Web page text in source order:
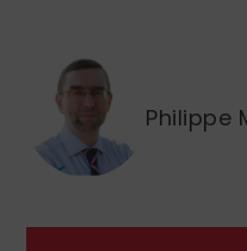
Philippe